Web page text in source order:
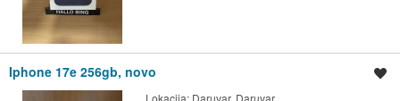
Iphone 17e 256gb, novo
Lokacija: Daruvar, Daruvar